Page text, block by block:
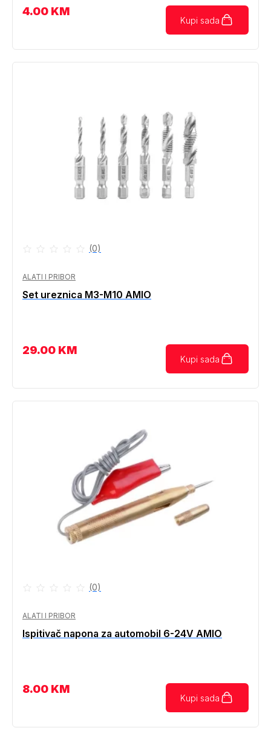
4.00 KM
Kupi sada
(0)
ALATI I PRIBOR
Set ureznica M3-M10 AMIO
29.00 KM
Kupi sada
(0)
ALATI I PRIBOR
Ispitivač napona za automobil 6-24V AMIO
8.00 KM
Kupi sada